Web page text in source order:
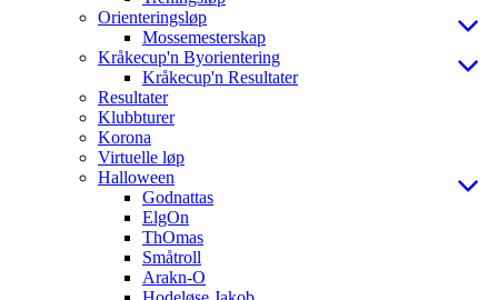
Orienteringsløp
Mossemesterskap
Kråkecup'n Byorientering
Kråkecup'n Resultater
Resultater
Klubbturer
Korona
Virtuelle løp
Halloween
Godnattas
ElgOn
ThOmas
Småtroll
Arakn-O